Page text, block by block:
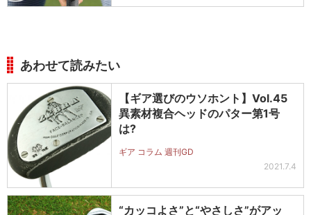
あわせて読みたい
【ギア選びのウソホント】Vol.45
異素材複合ヘッドのパター第1号
は?
ギア コラム 週刊GD
2021.7.4
“カッコよさ”と“やさしさ”がアッ